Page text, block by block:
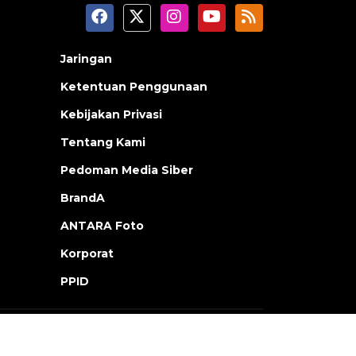
Jaringan
Ketentuan Penggunaan
Kebijakan Privasi
Tentang Kami
Pedoman Media Siber
BrandA
ANTARA Foto
Korporat
PPID